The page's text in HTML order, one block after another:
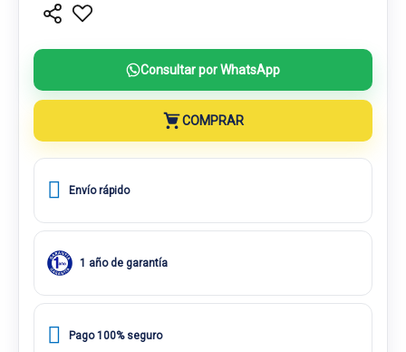
Consultar por WhatsApp
COMPRAR
Envío rápido
1 año de garantía
Pago 100% seguro